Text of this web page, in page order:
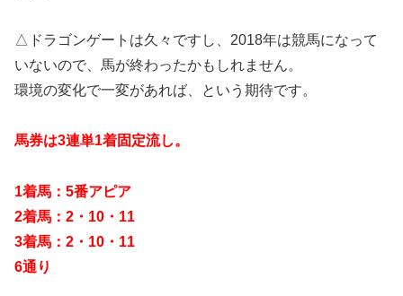
△ドラゴンゲートは久々ですし、2018年は競馬になって
いないので、馬が終わったかもしれません。
環境の変化で一変があれば、という期待です。
馬券は3連単1着固定流し。
1着馬：5番アピア
2着馬：2・10・11
3着馬：2・10・11
6通り